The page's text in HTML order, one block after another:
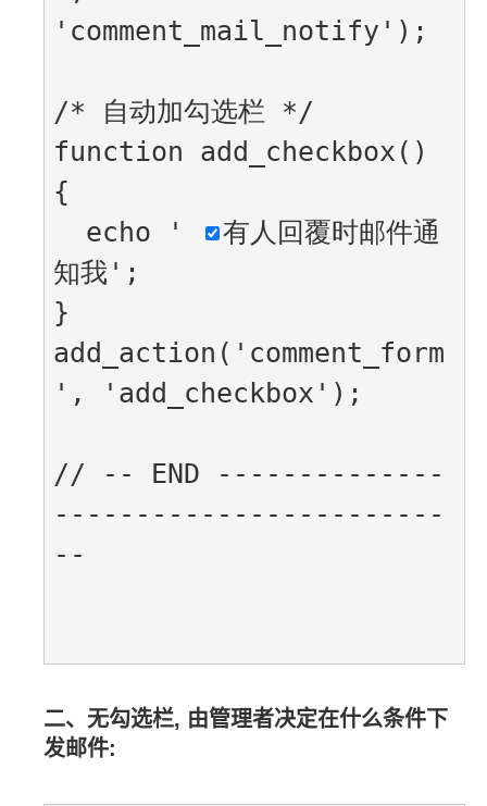
'comment_mail_notify');
/* 自动加勾选栏 */
function add_checkbox()
{
  echo '
有人回覆时邮件通
知我 ';
}
add_action('comment_form
', 'add_checkbox');
// -- END --------------
------------------------
--
二、无勾选栏, 由管理者决定在什么条件下
发邮件: